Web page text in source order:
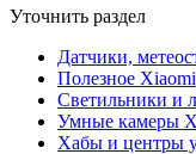
Уточнить раздел
Датчики,
Полезное Xiaomi
Светильники и
Умные камеры
Хабы и центры